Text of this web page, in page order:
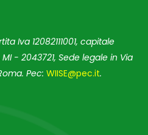
Iva 12082111001, capitale
- 2043721, Sede legale in Via
Pec: WIISE@pec.it.